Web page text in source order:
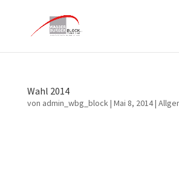
Wahl 2014
von admin_wbg_block| Mai 8, 2014|